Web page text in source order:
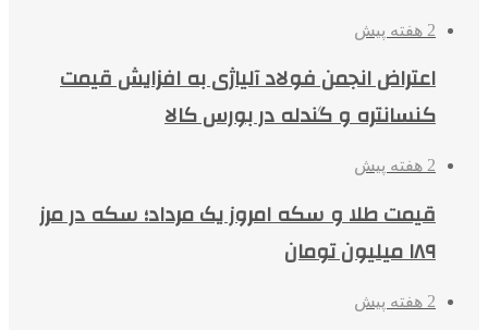
2 هفته پیش
اعتراض انجمن فولاد آلیاژی به افزایش قیمت
کنسانتره و گندله در بورس کالا
2 هفته پیش
قیمت طلا و سکه امروز یک مرداد؛ سکه در مرز
۱۸۹ میلیون تومان
2 هفته پیش